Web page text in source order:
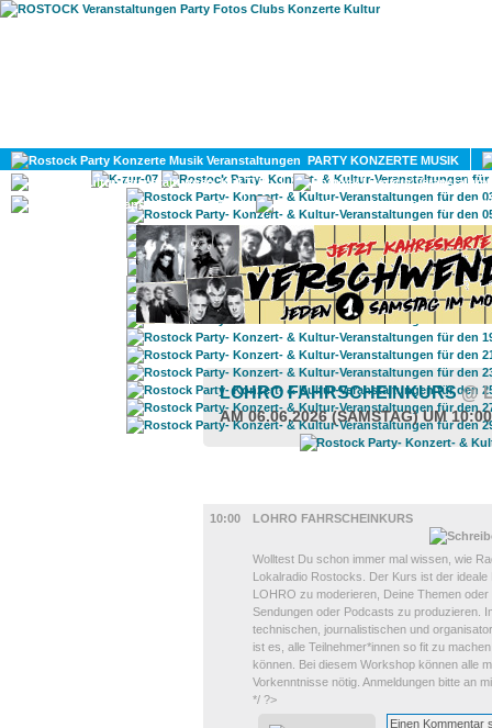
PARTY KONZERTE MUSIK
KULTUR
GAY
LOHRO FAHRSCHEINKURS@
AM 06.06.2026 (SAMSTAG) UM
10:00
LOHRO FAHRSCHEINKURS
Wolltest Du schon immer mal wissen, wie
Lokalradio Rostocks. Der Kurs ist der
LOHRO zu moderieren, Deine Themen
Sendungen oder Podcasts zu produzieren.
technischen, journalistischen und
ist es, alle Teilnehmer*innen so fit zu
können. Bei diesem Workshop können alle
Vorkenntnisse nötig. Anmeldungen bitte an
*/ ?>